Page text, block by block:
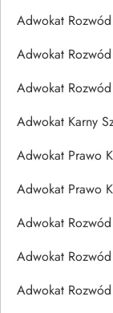
Adwokat
Adwokat
Adwokat
Adwokat Karny
Adwokat Prawo
Adwokat Prawo
Adwokat
Adwokat
Adwokat